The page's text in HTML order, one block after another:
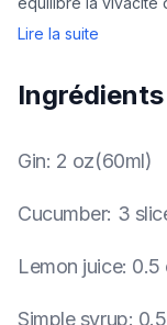
Lire la suite
Ingrédients
Gin: 2 oz(60ml)
Cucumber: 3
Lemon juice: 0.5
Simple syrup: